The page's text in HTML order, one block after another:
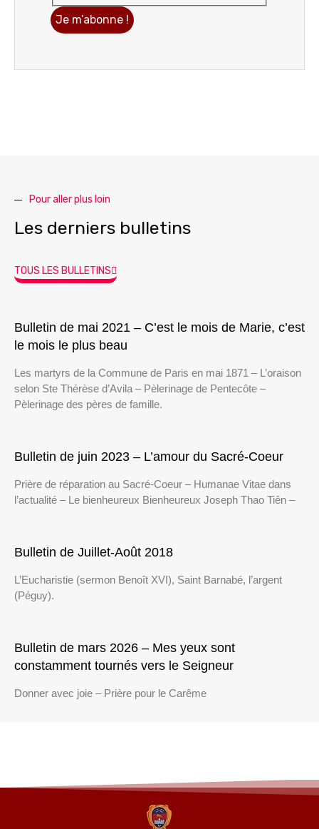
Pour aller plus loin
Les derniers bulletins
TOUS LES BULLETINS
Bulletin de mai 2021 – C’est le mois de Marie, c’est
le mois le plus beau
Les martyrs de la Commune de Paris en mai 1871 – L’oraison
selon Ste Thérèse d’Avila – Pèlerinage de Pentecôte –
Pèlerinage des pères de famille.
Bulletin de juin 2023 – L’amour du Sacré-Coeur
Prière de réparation au Sacré-Coeur – Humanae Vitae dans
l’actualité – Le bienheureux Bienheureux Joseph Thao Tiên –
Bulletin de Juillet-Août 2018
L’Eucharistie (sermon Benoît XVI), Saint Barnabé, l’argent
(Péguy).
Bulletin de mars 2026 – Mes yeux sont
constamment tournés vers le Seigneur
Donner avec joie – Prière pour le Carême